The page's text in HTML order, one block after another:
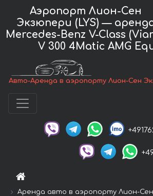
Аэропорт Лион-Сен
Экзюпери (LYS) —
Mercedes-Benz V-Class
V 300 4Matic AMG
Авто-Аренда в аэропорту Лион-Сен
Аренда авто в аэропорту Лион-Сен